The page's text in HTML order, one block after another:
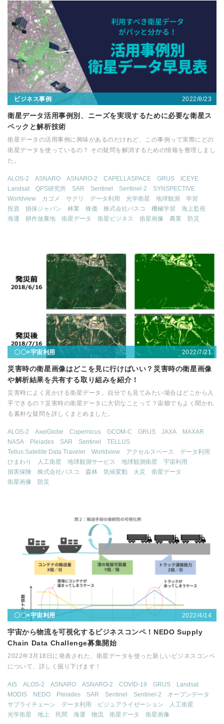
ビジネス事例 2022/8/23
衛星データ活用事例別、ニーズを実現するために必要な衛星ス
ペックと解析技術
衛星データの活用事例に興味があるのだけれど、この事例って実際にどの
衛星データを使っているの？ その疑問を解消するための情報を整理しまし
た。
ALOS-2 ASNARO ASNARO-2 CAPELLASPACE GRUS
ICEYE
Landsat
QPS研究所 SAR Sentinel Sentinel-2
SYNSPECTIVE
Worldview
カゴメ サグリ データ利用 光学衛星 地球観測
学習
投資
損保ジャパン 林業 株価 株式会社パスコ 機械学習
海上監視
海運
耕作放棄地 衛星データ 衛星ビジネス 衛星画像 農業 防災
〇〇×宇宙利用 2022/7/21
災害時の衛星画像はどこを見に行けばいい？災害時の衛星画像
や解析結果を共有する取り組みを紹介！
災害時によく見かける衛星データ。自分でも見てみたい場合はどこから入
手できるの？災害時の衛星データに大切なことって？宙畑でもよく聞かれ
る素朴な疑問を詳しくまとめました。
ALOS-2 AxelGlobe Copernicus GCOM-C GRUS JAXA
MAXAR
NASA
Pleiades SAR Sentinel
TELLUS
Tellus Satellite Data Traveler
Worldview アクセルスペース
データ利用
ひまわり
人工衛星 地球観測サービス 地球観測衛星
宇宙利用
損害保険
株式会社パスコ 森林 気候変動 火災
衛星データ
衛星画像
防災
〇〇×宇宙利用 2022/4/14
宇宙から物流を可視化するビジネスコンペ！NEDO Supply
Chain Data Challenge募集開始
2022年3月18日に発表された、衛星データを使った新しいビジネスコンペ
について、詳しく掘り下げます！
AIS ALOS-2 ASNARO ASNARO-2 COVID-19 GRUS
Landsat
MODIS
NEDO Pleiades SAR Sentinel Sentinel-2
オープンデータ
サプライチェーン
データ利用 ビジュアライゼーション
人工衛星
光学衛星
地上 民間 海運 物流 衛星データ 衛星画像